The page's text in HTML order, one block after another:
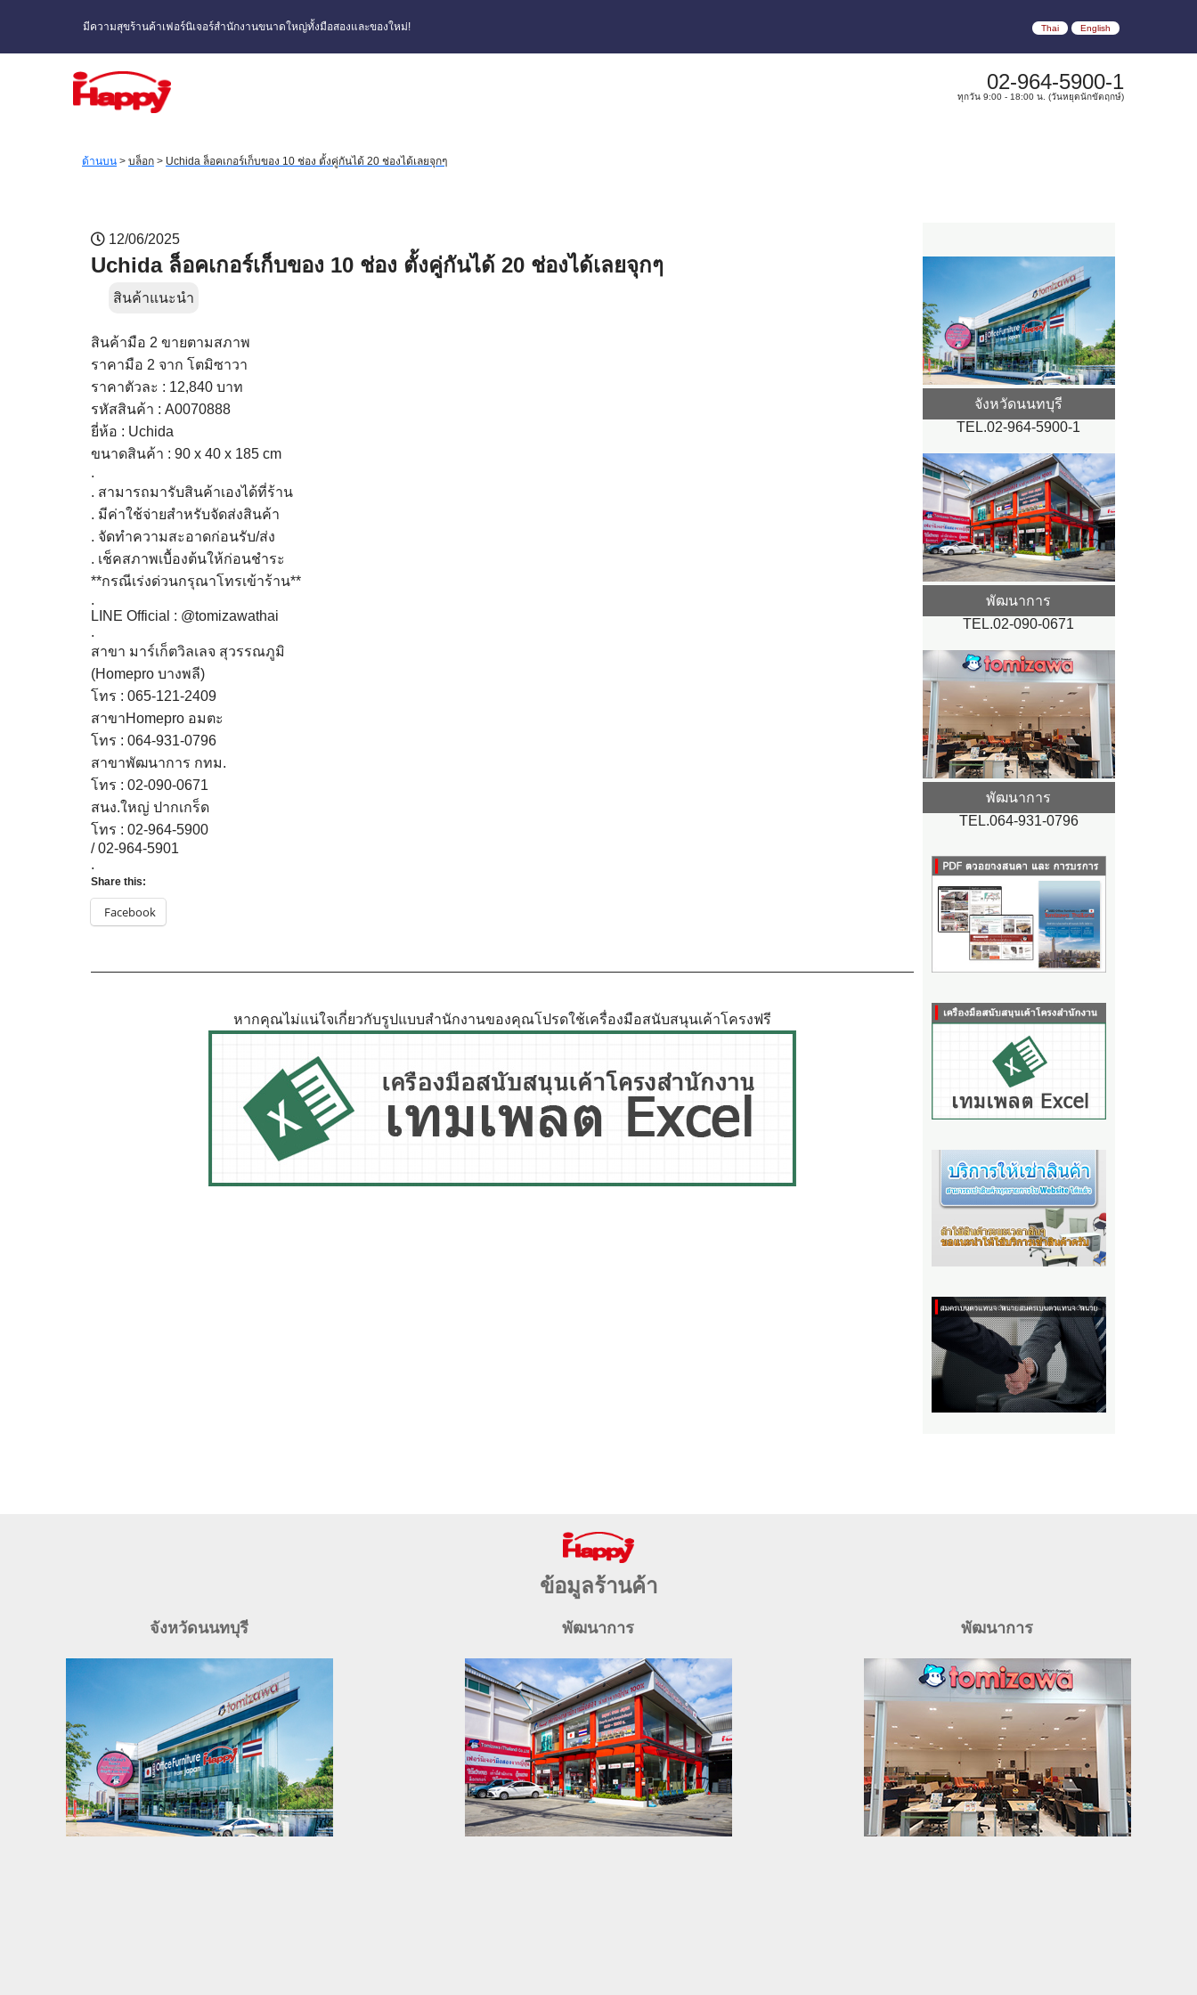
มีความสุขร้านค้าเฟอร์นิเจอร์สำนักงานขนาดใหญ่ทั้งมือสองและของใหม่! Thai English
02-964-5900-1
ทุกวัน 9:00 - 18:00 น. (วันหยุดนักขัตฤกษ์)
ด้านบน > บล็อก > Uchida ล็อคเกอร์เก็บของ 10 ช่อง ตั้งคู่กันได้ 20 ช่องได้เลยจุกๆ
12/06/2025
Uchida ล็อคเกอร์เก็บของ 10 ช่อง ตั้งคู่กันได้ 20 ช่องได้เลยจุกๆ
สินค้าแนะนำ
สินค้ามือ 2 ขายตามสภาพ
ราคามือ 2 จาก โตมิซาวา
ราคาตัวละ : 12,840 บาท
รหัสสินค้า : A0070888
ยี่ห้อ : Uchida
ขนาดสินค้า : 90 x 40 x 185 cm
.
. สามารถมารับสินค้าเองได้ที่ร้าน
. มีค่าใช้จ่ายสำหรับจัดส่งสินค้า
. จัดทำความสะอาดก่อนรับ/ส่ง
. เช็คสภาพเบื้องต้นให้ก่อนชำระ
**กรณีเร่งด่วนกรุณาโทรเข้าร้าน**
.
LINE Official : @tomizawathai
.
สาขา มาร์เก็ตวิลเลจ สุวรรณภูมิ
(Homepro บางพลี)
โทร : 065-121-2409
สาขาHomepro อมตะ
โทร : 064-931-0796
สาขาพัฒนาการ กทม.
โทร : 02-090-0671
สนง.ใหญ่ ปากเกร็ด
โทร : 02-964-5900
/ 02-964-5901
.
Share this:
Facebook
หากคุณไม่แน่ใจเกี่ยวกับรูปแบบสำนักงานของคุณโปรดใช้เครื่องมือสนับสนุนเค้าโครงฟรี
จังหวัดนนทบุรี
TEL.02-964-5900-1
พัฒนาการ
TEL.02-090-0671
พัฒนาการ
TEL.064-931-0796
ข้อมูลร้านค้า
จังหวัดนนทบุรี พัฒนาการ พัฒนาการ